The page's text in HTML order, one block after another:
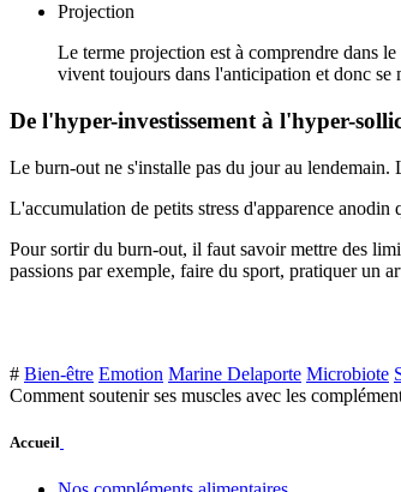
Projection
Le terme projection est à comprendre dans
vivent toujours dans l'anticipation et donc se
De l'hyper-investissement à l'hyper-
Le burn-out ne s'installe pas du jour au lendemain.
L'accumulation de petits stress d'apparence
Pour sortir du burn-out, il faut savoir mettre des
passions par exemple, faire du sport, pratiquer un
# Bien-être Emotion Marine Delaporte Microbiote
Comment soutenir ses muscles avec les
Accueil